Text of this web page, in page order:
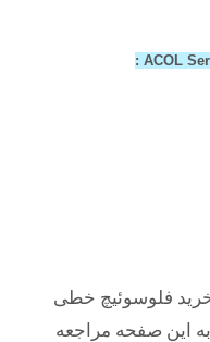
فلوسوئیچ خطی
آکول ACOL Series Small سایز "1 به این صفحه مراجعه